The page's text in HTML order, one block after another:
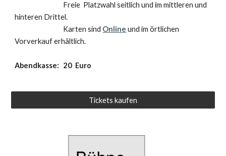
Freie Platzwahl seitlich und im mittleren und
hinteren Drittel.
Karten sind Online und im örtlichen
Vorverkauf erhältlich.
Abendkasse: 20 Euro
Tickets kaufen